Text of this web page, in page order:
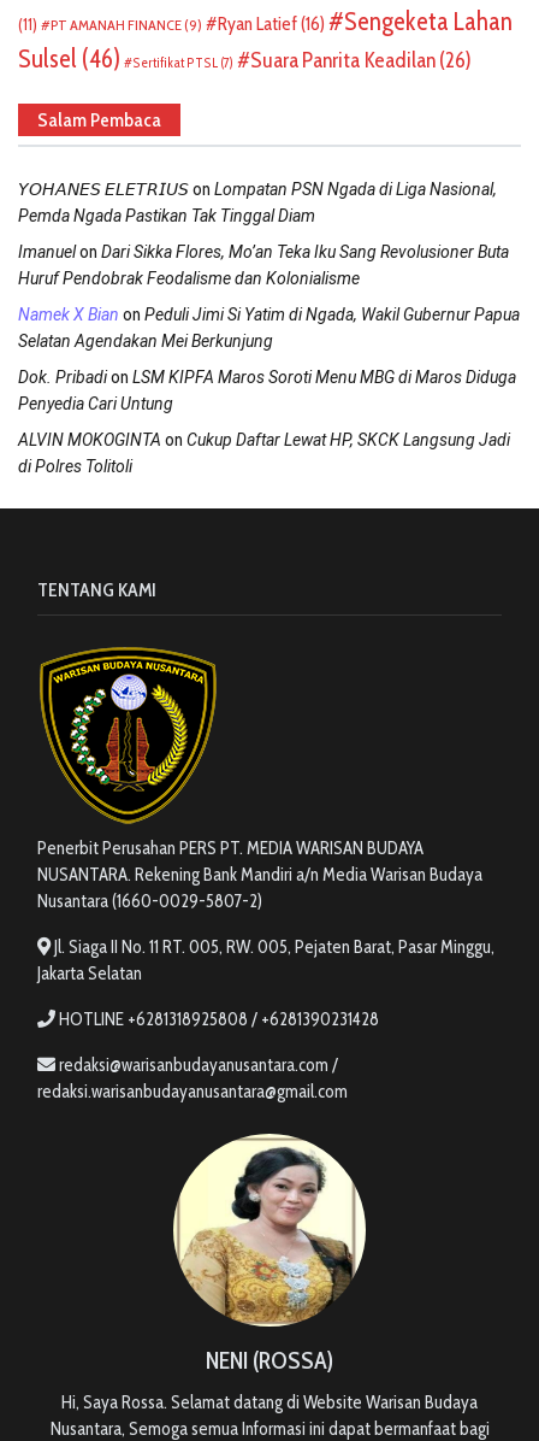
(11)
PT AMANAH FINANCE(9) Ryan Latief(16)
Sengeketa Lahan
Sulsel (46) Sertifikat PTSL (7) Suara Panrita Keadilan(26)
Salam Pembaca
𝘠𝘖𝘏𝘈𝘕𝘌𝘚 𝘌𝘓𝘌𝘛𝘙𝘐𝘜𝘚on Lompatan PSN Ngada di Liga Nasional,
Pemda Ngada Pastikan Tak Tinggal Diam
Imanuelon Dari Sikka Flores, Mo’an Teka Iku Sang Revolusioner Buta
Huruf Pendobrak Feodalisme dan Kolonialisme
Namek X Bian on Peduli Jimi Si Yatim di Ngada, Wakil Gubernur Papua
Selatan Agendakan Mei Berkunjung
Dok. Pribadion LSM KIPFA Maros Soroti Menu MBG di Maros Diduga
Penyedia Cari Untung
ALVIN MOKOGINTA on Cukup Daftar Lewat HP, SKCK Langsung Jadi
di Polres Tolitoli
TENTANG KAMI
Penerbit Perusahan PERS PT. MEDIA WARISAN BUDAYA
NUSANTARA. Rekening Bank Mandiri a/n Media Warisan Budaya
Nusantara (1660-0029-5807-2)
Jl. Siaga II No. 11 RT. 005, RW. 005, Pejaten Barat, Pasar Minggu,
Jakarta Selatan
HOTLINE +6281318925808 / +6281390231428
redaksi@warisanbudayanusantara.com /
redaksi.warisanbudayanusantara@gmail.com
NENI (ROSSA)
Hi, Saya Rossa. Selamat datang di Website Warisan Budaya
Nusantara, Semoga semua Informasi ini dapat bermanfaat bagi